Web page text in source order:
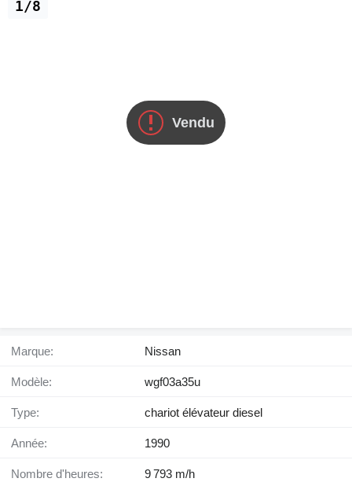
Vendu
1/8
Marque: Nissan
Modèle: wgf03a35u
Type: chariot élévateur diesel
Année: 1990
Nombre d'heures: 9 793 m/h